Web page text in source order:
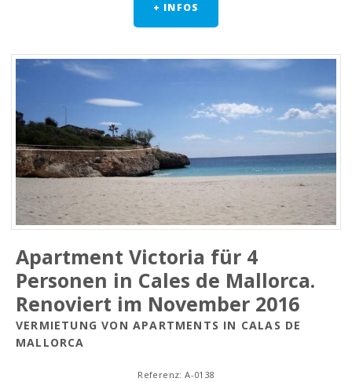
+ INFOS
Apartment Victoria für 4
Personen in Cales de Mallorca.
Renoviert im November 2016
VERMIETUNG VON APARTMENTS IN CALAS DE
MALLORCA
Referenz: A-0138